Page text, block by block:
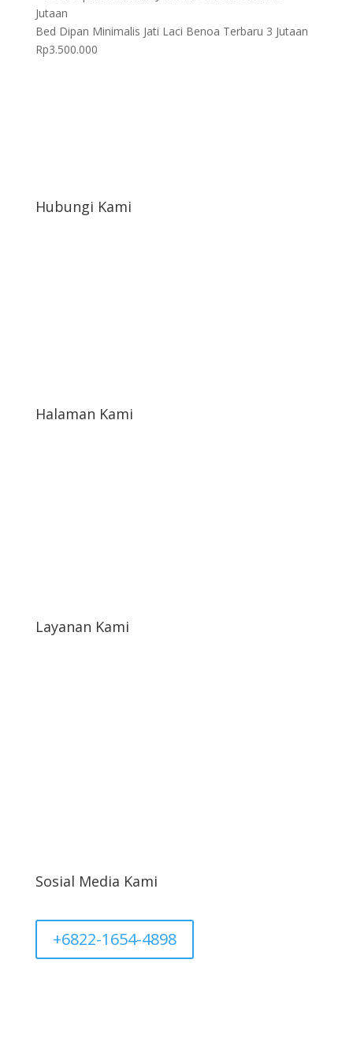
Bed Dipan Minimalis Jati Laci Benoa Terbaru 3 Jutaan
Rp3.500.000
Hubungi Kami
Halaman Kami
Layanan Kami
Sosial Media Kami
+6822-1654-4898